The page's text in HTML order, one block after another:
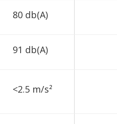
80 db(A)
91 db(A)
<2.5 m/s²